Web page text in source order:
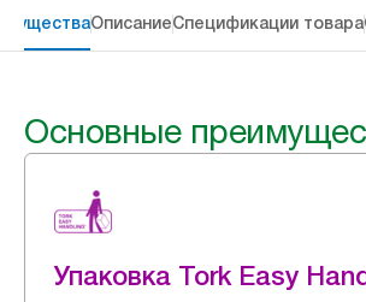
ОписаниеСпецификации товара
Основные
Упаковка Tork Easy